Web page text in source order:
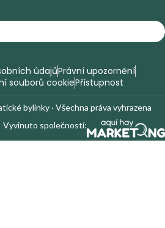
údajůPrávní upozornění
souborů cookiePřístupnost
bylinky · Všechna práva vyhrazena
Vyvinuto společností: